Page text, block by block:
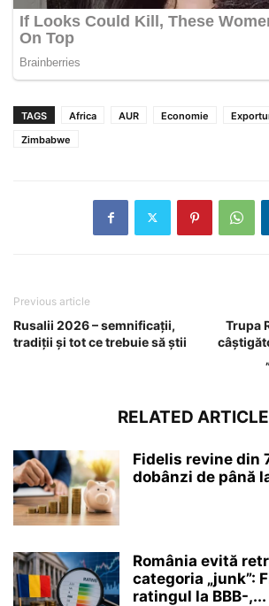
TAGS Africa AUR Economie
Zimbabwe
Previous article
Rusalii 2026 – semnificații,
tradiții și tot ce trebuie să știi
Trupa
RELATED
Fidelis revine din
dobânzi de până
România evită
categoria „junk”:
ratingul la BBB-,...